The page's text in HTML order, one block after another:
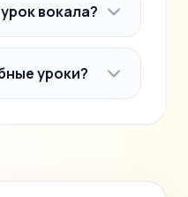
вокала?
уроки?